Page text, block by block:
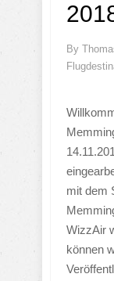
By
mit dem
WizzAir
können